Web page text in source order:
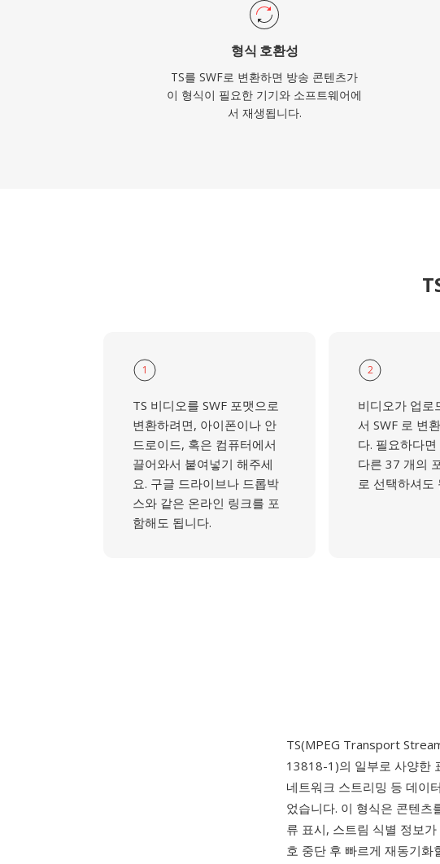
했습니다. 이 형식은 비디오 재생, 카메라 및 마이크 접근,
시간 애플리케이션을 위한 소켓 연결을 지원하도록 발전했
Adobe는 2020년 12월에 Flash Player 지원을 종료했지만,
은 역사적으로 중요한 의미를 가지며 Ruffle 같은 오픈소
를 통해 이 시대의 웹 콘텐츠에 대한 접근이 계속 보존되고
형식 호환성
TS를 SWF로 변환하면 방송 콘텐츠가
이 형식이 필요한 기기와 소프트웨어에
서 재생됩니다.
1
TS 비디오를 SWF 포맷으로
변환하려면, 아이폰이나 안
드로이드, 혹은 컴퓨터에서
끌어와서 붙여넣기 해주세
요. 구글 드라이브나 드롭박
스와 같은 온라인 링크를 포
함해도 됩니다.
2
비디오가 업로
서 SWF 로 변
다. 필요하다
다른 37 개의
로 선택하셔도
TS(MPEG Transport
13818-1)의 일부로 사양한
네트워크 스트리밍 등 데이
었습니다. 이 형식은 콘텐
류 표시, 스트림 식별 정보
호 중단 후 빠르게 재동기화